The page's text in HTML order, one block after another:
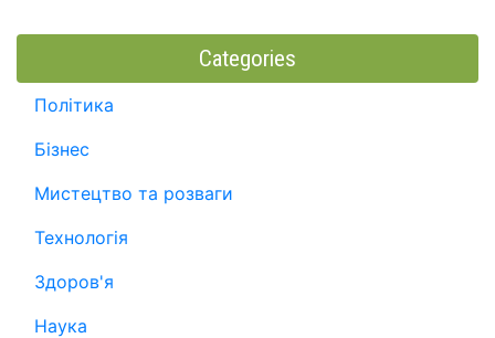
Categories
Політика
Бізнес
Мистецтво та розваги
Технологія
Здоров'я
Наука